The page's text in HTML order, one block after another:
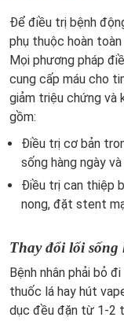
Để điều trị bệnh
phụ thuộc hoàn
Mọi phương pháp
cung cấp máu cho
giảm triệu chứng và
gồm:
Điều trị cơ bản
sống hàng ngày
Điều trị can thiệp
nong, đặt stent
Thay đổi lối sống
Bệnh nhân phải bỏ
thuốc lá hay hút
dục đều đặn từ 1-2